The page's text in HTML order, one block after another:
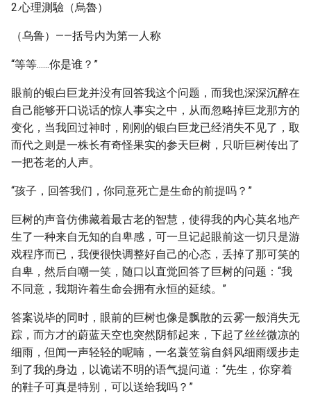
2.心理測驗（烏魯）
（乌鲁）——括号内为第一人称
“等等......你是谁？”
眼前的银白巨龙并没有回答我这个问题，而我也深深沉醉在
自己能够开口说话的惊人事实之中，从而忽略掉巨龙那方的
变化，当我回过神时，刚刚的银白巨龙已经消失不见了，取
而代之则是一株长有奇怪果实的参天巨树，只听巨树传出了
一把苍老的人声。
“孩子，回答我们，你同意死亡是生命的前提吗？”
巨树的声音仿佛藏着最古老的智慧，使得我的内心莫名地产
生了一种来自无知的自卑感，可一旦记起眼前这一切只是游
戏程序而已，我便很快调整好自己的心态，丢掉了那可笑的
自卑，然后自嘲一笑，随口以直觉回答了巨树的问题：“我
不同意，我期许着生命会拥有永恒的延续。”
答案说毕的同时，眼前的巨树也像是飘散的云雾一般消失无
踪，而方才的蔚蓝天空也突然阴郁起来，下起了丝丝微凉的
细雨，但闻一声轻轻的呢喃，一名蓑笠翁自斜风细雨缓步走
到了我的身边，以诡诺不明的语气提问道：“先生，你穿着
的鞋子可真是特别，可以送给我吗？”